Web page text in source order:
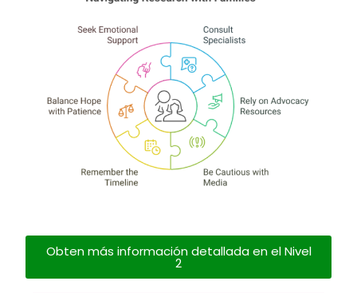
Obten más información detallada en el Nivel
2